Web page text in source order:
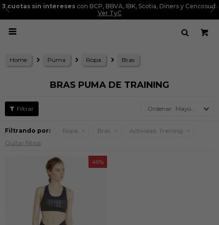
3 cuotas sin intereses con BCP, BBVA, IBK, Scotia, Diners y Cencosud.
Ver TyC

Home Puma Ropa Bras
BRAS PUMA DE TRAINING
Mayor precio
Filtrando por: Ropa Bras Actividad: Training
Quitar filtros
49